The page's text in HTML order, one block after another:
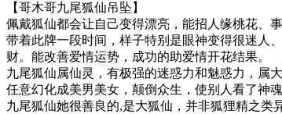
【哥木哥九尾狐仙吊坠】
佩戴狐仙都会让自己变得漂亮，能招人缘桃花、
带着此牌一段时间，样子特别是眼神变得很迷人
财。能改善爱情运势，成功的助爱情开花结果。
九尾狐仙属仙灵，有极强的迷惑力和魅惑力，属
任意幻化成美男美女，颠倒众生，使别人看了神魂
九尾狐仙她很善良的,是大狐仙，并非狐狸精之类